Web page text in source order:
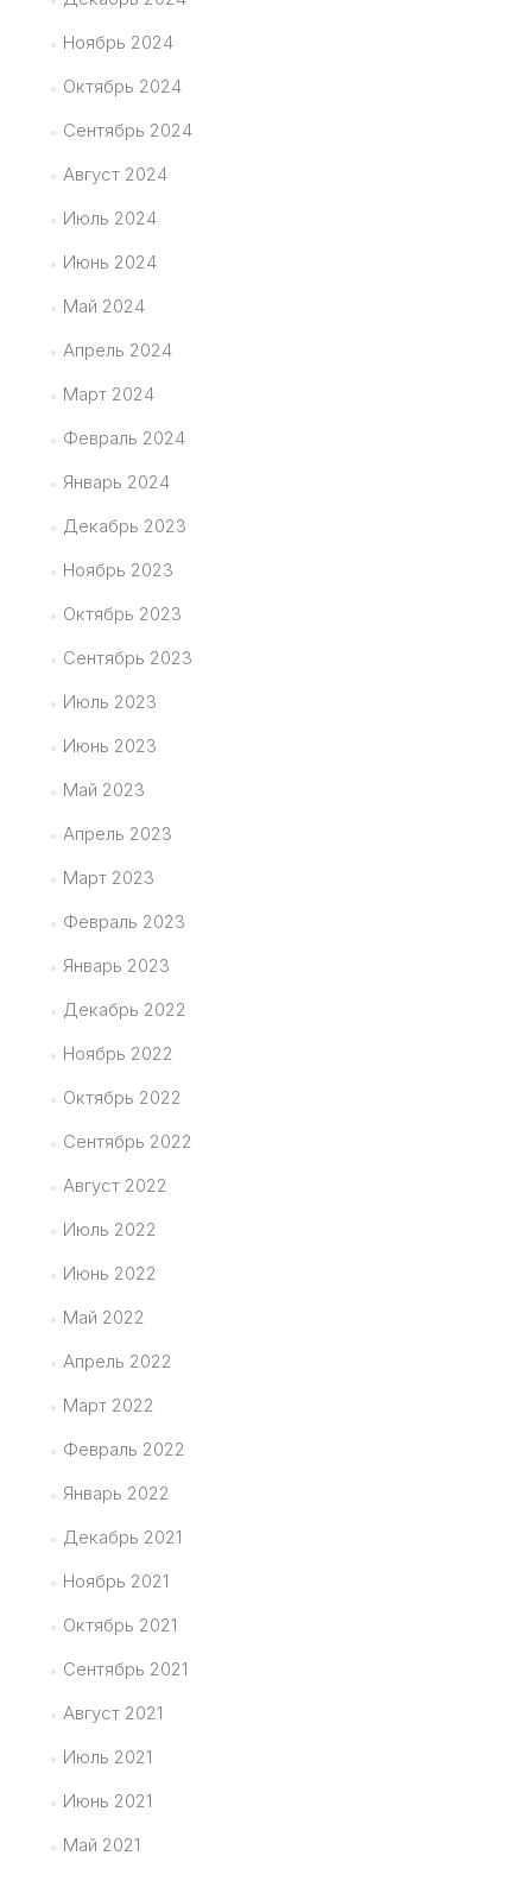
Ноябрь 2024
Октябрь 2024
Сентябрь 2024
Август 2024
Июль 2024
Июнь 2024
Май 2024
Апрель 2024
Март 2024
Февраль 2024
Январь 2024
Декабрь 2023
Ноябрь 2023
Октябрь 2023
Сентябрь 2023
Июль 2023
Июнь 2023
Май 2023
Апрель 2023
Март 2023
Февраль 2023
Январь 2023
Декабрь 2022
Ноябрь 2022
Октябрь 2022
Сентябрь 2022
Август 2022
Июль 2022
Июнь 2022
Май 2022
Апрель 2022
Март 2022
Февраль 2022
Январь 2022
Декабрь 2021
Ноябрь 2021
Октябрь 2021
Сентябрь 2021
Август 2021
Июль 2021
Июнь 2021
Май 2021